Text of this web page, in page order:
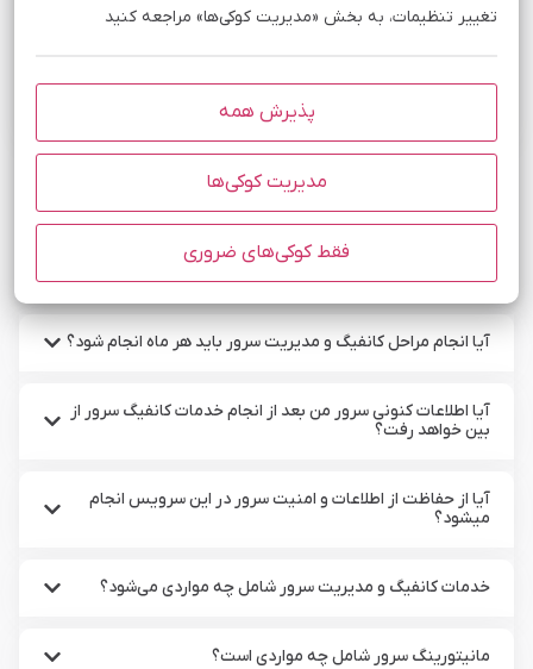
سوالات متداول کانفیگ سرور
سوالات متداول کاربران در مورد کانفیگ سرور مبین هاست
آیا انجام مراحل کانفیگ و مدیریت سرور باید هر ماه انجام شود؟
آیا اطلاعات کنونی سرور من بعد از انجام خدمات کانفیگ سرور از
بین خواهد رفت؟
آیا از حفاظت از اطلاعات و امنیت سرور در این سرویس انجام
میشود؟
خدمات کانفیگ و مدیریت سرور شامل چه مواردی می‌شود؟
مانیتورینگ سرور شامل چه مواردی است؟
تغییر تنظیمات، به بخش «مدیریت کوکی‌ها» مراجعه کنید
پذیرش همه
مدیریت کوکی‌ها
فقط کوکی‌های ضروری